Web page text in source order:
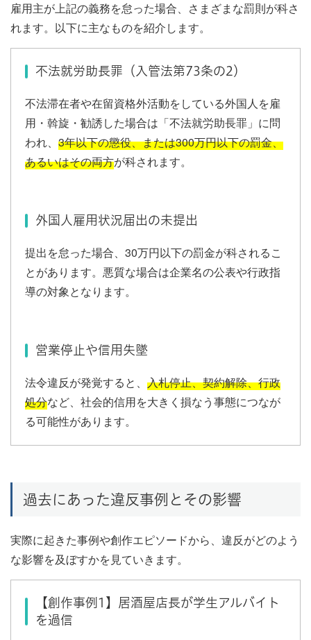
雇用主が上記の義務を怠った場合、さまざまな罰則が科さ
れます。以下に主なものを紹介します。
不法就労助長罪（入管法第73条の2）
不法滞在者や在留資格外活動をしている外国人を雇
用・斡旋・勧誘した場合は「不法就労助長罪」に問
われ、 3年以下の懲役、または300万円以下の罰金、
あるいはその両方が科されます。
外国人雇用状況届出の未提出
提出を怠った場合、30万円以下の罰金が科されるこ
とがあります。悪質な場合は企業名の公表や行政指
導の対象となります。
営業停止や信用失墜
法令違反が発覚すると、 入札停止、契約解除、行政
処分など、社会的信用を大きく損なう事態につなが
る可能性があります。
過去にあった違反事例とその影響
実際に起きた事例や創作エピソードから、違反がどのよう
な影響を及ぼすかを見ていきます。
【創作事例1】居酒屋店長が学生アルバイト
を過信